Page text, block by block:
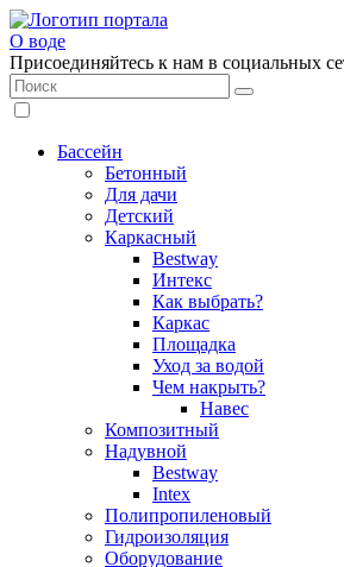
О воде
Присоединяйтесь к нам в социальных
Бассейн
Бетонный
Для дачи
Детский
Каркасный
Bestway
Интекс
Как выбрать?
Каркас
Площадка
Уход за водой
Чем накрыть?
Навес
Композитный
Надувной
Bestway
Intex
Полипропиленовый
Гидроизоляция
Оборудование